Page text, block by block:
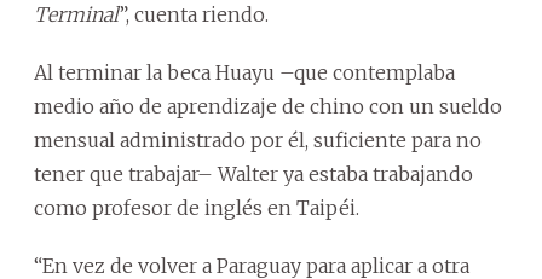
Terminal”, cuenta riendo.
Al terminar la beca Huayu –que contemplaba
medio año de aprendizaje de chino con un sueldo
mensual administrado por él, suficiente para no
tener que trabajar– Walter ya estaba trabajando
como profesor de inglés en Taipéi.
“En vez de volver a Paraguay para aplicar a otra